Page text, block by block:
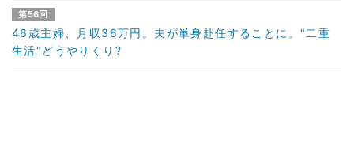
第56回
46歳主婦、月収36万円。夫が単身赴任することに。"二重
生活"どうやりくり?